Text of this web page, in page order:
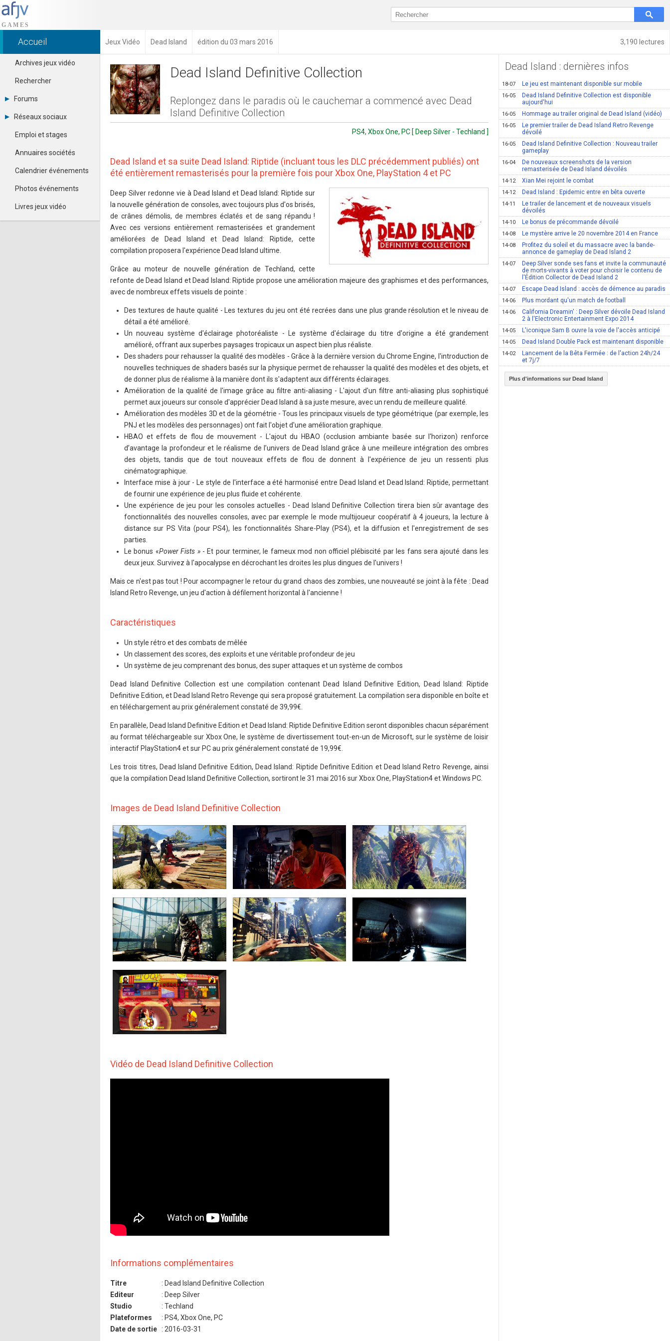
3,190 lectures
Accueil Jeux Vidéo Dead Island édition du 03 mars 2016
Archives jeux vidéo
Rechercher
Forums
Tous les forums
Se connecter
Contacter un modérateur
Réseaux sociaux
Dailymotion
Facebook
Google+
Pinterest
Youtube
Emploi et stages
Annuaires sociétés
Calendrier événements
Photos événements
Livres jeux vidéo
Dead Island Definitive Collection
Replongez dans le paradis où le cauchemar a commencé avec Dead
Island Definitive Collection
PS4, Xbox One, PC [ Deep Silver - Techland ]
Dead Island et sa suite Dead Island: Riptide (incluant tous les DLC précédemment publiés) ont
été entièrement remasterisés pour la première fois pour Xbox One, PlayStation 4 et PC
Deep Silver redonne vie à Dead Island et Dead Island: Riptide sur
la nouvelle génération de consoles, avec toujours plus d'os brisés,
de crânes démolis, de membres éclatés et de sang répandu !
Avec ces versions entièrement remasterisées et grandement
améliorées de Dead Island et Dead Island: Riptide, cette
compilation proposera l'expérience Dead Island ultime.
Grâce au moteur de nouvelle génération de Techland, cette
refonte de Dead Island et Dead Island: Riptide propose une amélioration majeure des graphismes et des performances,
avec de nombreux effets visuels de pointe :
Des textures de haute qualité - Les textures du jeu ont été recrées dans une plus grande résolution et le niveau de
détail a été amélioré.
Un nouveau système d'éclairage photoréaliste - Le système d'éclairage du titre d'origine a été grandement
amélioré, offrant aux superbes paysages tropicaux un aspect bien plus réaliste.
Des shaders pour rehausser la qualité des modèles - Grâce à la dernière version du Chrome Engine, l'introduction de
nouvelles techniques de shaders basés sur la physique permet de rehausser la qualité des modèles et des objets, et
de donner plus de réalisme à la manière dont ils s'adaptent aux différents éclairages.
Amélioration de la qualité de l'image grâce au filtre anti-aliasing - L'ajout d'un filtre anti-aliasing plus sophistiqué
permet aux joueurs sur console d'apprécier Dead Island à sa juste mesure, avec un rendu de meilleure qualité.
Amélioration des modèles 3D et de la géométrie - Tous les principaux visuels de type géométrique (par exemple, les
PNJ et les modèles des personnages) ont fait l'objet d'une amélioration graphique.
HBAO et effets de flou de mouvement - L'ajout du HBAO (occlusion ambiante basée sur l'horizon) renforce
d’avantage la profondeur et le réalisme de l’univers de Dead Island grâce à une meilleure intégration des ombres
des objets, tandis que de tout nouveaux effets de flou de donnent à l'expérience de jeu un ressenti plus
cinématographique.
Interface mise à jour - Le style de l'interface a été harmonisé entre Dead Island et Dead Island: Riptide, permettant
de fournir une expérience de jeu plus fluide et cohérente.
Une expérience de jeu pour les consoles actuelles - Dead Island Definitive Collection tirera bien sûr avantage des
fonctionnalités des nouvelles consoles, avec par exemple le mode multijoueur coopératif à 4 joueurs, la lecture à
distance sur PS Vita (pour PS4), les fonctionnalités Share-Play (PS4), et la diffusion et l'enregistrement de ses
parties.
Le bonus «Power Fists »- Et pour terminer, le fameux mod non officiel plébiscité par les fans sera ajouté dans les
deux jeux. Survivez à l'apocalypse en décrochant les droites les plus dingues de l'univers !
Mais ce n'est pas tout ! Pour accompagner le retour du grand chaos des zombies, une nouveauté se joint à la fête : Dead
Island Retro Revenge, un jeu d'action à défilement horizontal à l'ancienne !
Caractéristiques
Un style rétro et des combats de mêlée
Un classement des scores, des exploits et une véritable profondeur de jeu
Un système de jeu comprenant des bonus, des super attaques et un système de combos
Dead Island Definitive Collection est une compilation contenant Dead Island Definitive Edition, Dead Island: Riptide
Definitive Edition, et Dead Island Retro Revenge qui sera proposé gratuitement. La compilation sera disponible en boîte et
en téléchargement au prix généralement constaté de 39,99€.
En parallèle, Dead Island Definitive Edition et Dead Island: Riptide Definitive Edition seront disponibles chacun séparément
au format téléchargeable sur Xbox One, le système de divertissement tout-en-un de Microsoft, sur le système de loisir
interactif PlayStation4 et sur PC au prix généralement constaté de 19,99€.
Les trois titres, Dead Island Definitive Edition, Dead Island: Riptide Definitive Edition et Dead Island Retro Revenge, ainsi
que la compilation Dead Island Definitive Collection, sortiront le 31 mai 2016 sur Xbox One, PlayStation4 et Windows PC.
Images de Dead Island Definitive Collection
Vidéo de Dead Island Definitive Collection
Informations complémentaires
Titre
: Dead Island Definitive Collection
Editeur
: Deep Silver
Studio
: Techland
Plateformes
: PS4, Xbox One, PC
Date de sortie
: 2016-03-31
Dead Island : dernières infos
18-07 Le jeu est maintenant disponible sur mobile
16-05
Dead Island Definitive Collection est disponible
aujourd'hui
16-05 Hommage au trailer original de Dead Island (vidéo)
16-05
Le premier trailer de Dead Island Retro Revenge
dévoilé
16-05
Dead Island Definitive Collection : Nouveau trailer
gameplay
16-04
De nouveaux screenshots de la version
remasterisée de Dead Island dévoilés
14-12 Xian Mei rejoint le combat
14-12 Dead Island : Epidemic entre en bêta ouverte
14-11
Le trailer de lancement et de nouveaux visuels
dévoilés
14-10 Le bonus de précommande dévoilé
14-08 Le mystère arrive le 20 novembre 2014 en France
14-08
Profitez du soleil et du massacre avec la bande-
annonce de gameplay de Dead Island 2
14-07
Deep Silver sonde ses fans et invite la communauté
de morts-vivants à voter pour choisir le contenu de
l'Édition Collector de Dead Island 2
14-07 Escape Dead Island : accès de démence au paradis
14-06 Plus mordant qu'un match de football
14-06
California Dreamin' : Deep Silver dévoile Dead Island
2 à l'Electronic Entertainment Expo 2014
14-05 L'iconique Sam B ouvre la voie de l'accès anticipé
14-05 Dead Island Double Pack est maintenant disponible
14-02
Lancement de la Bêta Fermée : de l'action 24h/24
et 7j/7
Plus d'informations sur Dead Island